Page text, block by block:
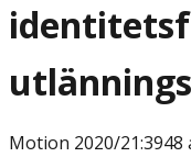
Motion 2020/21:3948